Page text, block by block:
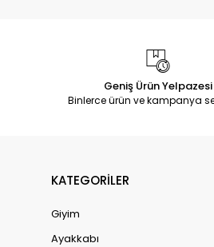
Geniş Ürün Yelpazesi
Binlerce ürün ve kampanya
KATEGORİLER
Giyim
Ayakkabı